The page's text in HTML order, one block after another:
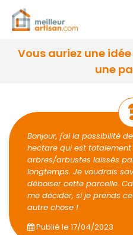
vous auriez une idée de prix pour déboiser
une
Bonjour, j'ai la possibilité
hectare qui est
arbres/arbustes laissés
longtemps. Je voudrais
déboiser cette parcelle.
me décider, si je prends
autre chose !
Publié le 17/04/2023